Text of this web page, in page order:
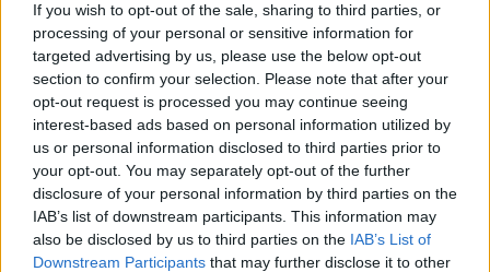
If you wish to opt-out of the sale, sharing to third parties, or
processing of your personal or sensitive information for
targeted advertising by us, please use the below opt-out
section to confirm your selection. Please note that after your
opt-out request is processed you may continue seeing
interest-based ads based on personal information utilized by
us or personal information disclosed to third parties prior to
your opt-out. You may separately opt-out of the further
disclosure of your personal information by third parties on the
IAB’s list of downstream participants. This information may
also be disclosed by us to third parties on the IAB’s List of
Downstream Participants that may further disclose it to other
Cím: Dudás Attila
Műgyűjtők Háza kft.
Budapest
1023.Bp. Zsigmond tér 11.
Telefon: 18008123
Weboldal:
http://www.mugyujtokhaza.hu
Bemutatkozás: 2013 nyarán nyitottuk meg Galériánkat
Budapesten, a II. kerületben. Célunk, hogy az eladók optimális